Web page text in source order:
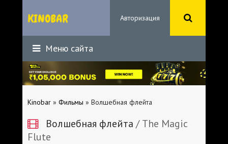
Авторизация
Меню сайта
Kinobar » Фильмы » Волшебная флейта
Волшебная флейта / The Magic
Flute